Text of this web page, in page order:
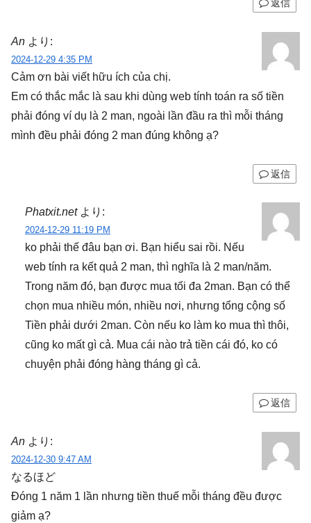
返信
An より:
2024-12-29 4:35 PM
Cảm ơn bài viết hữu ích của chị.
Em có thắc mắc là sau khi dùng web tính toán ra số tiền
phải đóng ví dụ là 2 man, ngoài lần đầu ra thì mỗi tháng
mình đều phải đóng 2 man đúng không ạ?
返信
Phatxit.net より:
2024-12-29 11:19 PM
ko phải thế đâu bạn ơi. Bạn hiểu sai rồi. Nếu
web tính ra kết quả 2 man, thì nghĩa là 2 man/năm.
Trong năm đó, bạn được mua tối đa 2man. Bạn có thể
chọn mua nhiều món, nhiều nơi, nhưng tổng cộng số
Tiền phải dưới 2man. Còn nếu ko làm ko mua thì thôi,
cũng ko mất gì cả. Mua cái nào trả tiền cái đó, ko có
chuyện phải đóng hàng tháng gì cả.
返信
An より:
2024-12-30 9:47 AM
なるほど
Đóng 1 năm 1 lần nhưng tiền thuế mỗi tháng đều được
giảm ạ?